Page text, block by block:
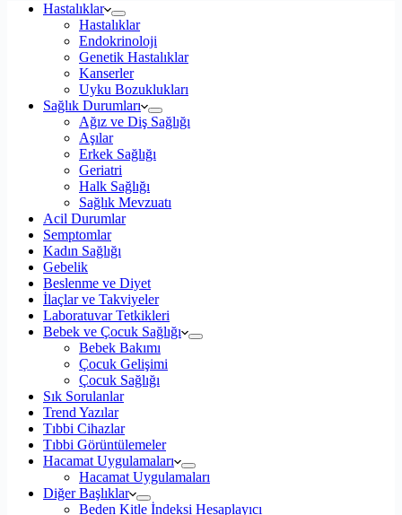
Hastalıklar
Hastalıklar
Endokrinoloji
Genetik Hastalıklar
Kanserler
Uyku Bozuklukları
Sağlık Durumları
Ağız ve Diş Sağlığı
Aşılar
Erkek Sağlığı
Geriatri
Halk Sağlığı
Sağlık Mevzuatı
Acil Durumlar
Semptomlar
Kadın Sağlığı
Gebelik
Beslenme ve Diyet
İlaçlar ve Takviyeler
Laboratuvar Tetkikleri
Bebek ve Çocuk Sağlığı
Bebek Bakımı
Çocuk Gelişimi
Çocuk Sağlığı
Sık Sorulanlar
Trend Yazılar
Tıbbi Cihazlar
Tıbbi Görüntülemeler
Hacamat Uygulamaları
Hacamat Uygulamaları
Diğer Başlıklar
Beden Kitle İndeksi Hesaplayıcı